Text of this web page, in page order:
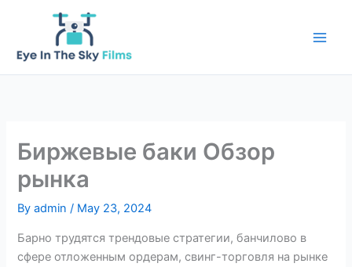
Биржевые баки Обзор
рынка
Byadmin/ May 23, 2024
Барно трудятся трендовые стратегии, банчилово в
сфере отложенным ордерам, свинг-торговля на рынке